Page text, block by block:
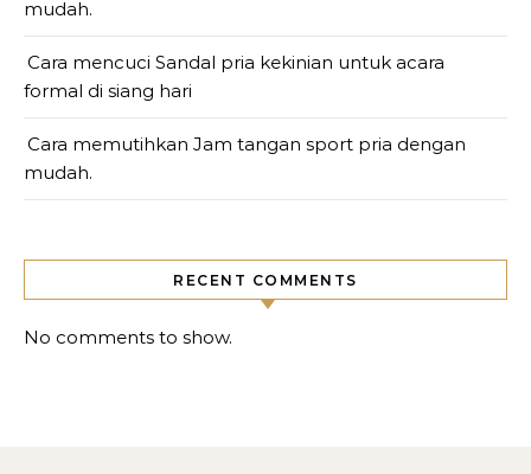
mudah.
Cara mencuci Sandal pria kekinian untuk acara
formal di siang hari
Cara memutihkan Jam tangan sport pria dengan
mudah.
RECENT COMMENTS
No comments to show.